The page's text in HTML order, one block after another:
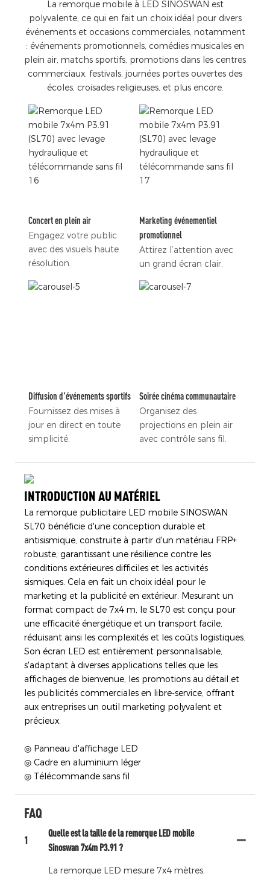
La remorque mobile à LED SINOSWAN est
polyvalente, ce qui en fait un choix idéal pour divers
événements et occasions commerciales, notamment
: événements promotionnels, comédies musicales en
plein air, matchs sportifs, promotions dans les centres
commerciaux, festivals, journées portes ouvertes des
écoles, croisades religieuses, et plus encore.
Concert en plein air
Engagez votre public
avec des visuels haute
résolution.
Marketing événementiel
promotionnel
Attirez l’attention avec
un grand écran clair.
Diffusion d'événements sportifs
Fournissez des mises à
jour en direct en toute
simplicité.
Soirée cinéma communautaire
Organisez des
projections en plein air
avec contrôle sans fil.
INTRODUCTION AU MATÉRIEL
La remorque publicitaire LED mobile SINOSWAN
SL70 bénéficie d'une conception durable et
antisismique, construite à partir d'un matériau FRP+
robuste, garantissant une résilience contre les
conditions extérieures difficiles et les activités
sismiques. Cela en fait un choix idéal pour le
marketing et la publicité en extérieur. Mesurant un
format compact de 7x4 m, le SL70 est conçu pour
une efficacité énergétique et un transport facile,
réduisant ainsi les complexités et les coûts logistiques.
Son écran LED est entièrement personnalisable,
s'adaptant à diverses applications telles que les
affichages de bienvenue, les promotions au détail et
les publicités commerciales en libre-service, offrant
aux entreprises un outil marketing polyvalent et
précieux.
◎ Panneau d'affichage LED
◎ Cadre en aluminium léger
◎ Télécommande sans fil
FAQ
1
Quelle est la taille de la remorque LED mobile
Sinoswan 7x4m P3.91 ?
La remorque LED mesure 7x4 mètres.